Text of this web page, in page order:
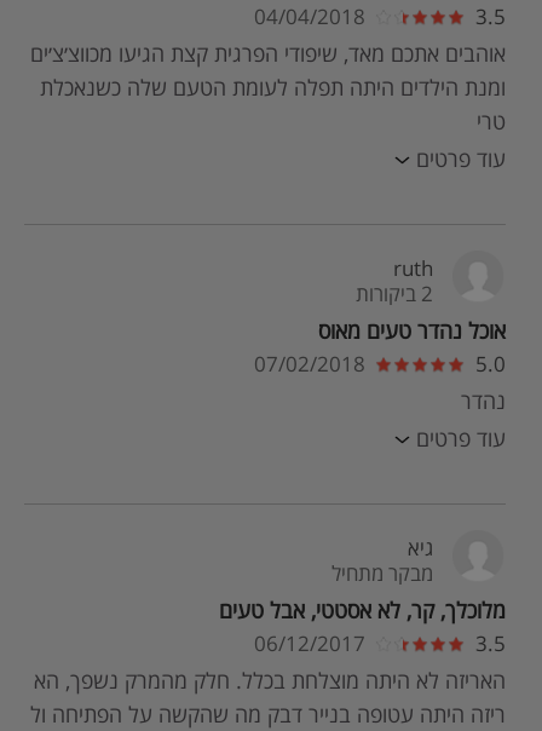
3.5
04/04/2018
אוהבים אתכם מאד, שיפודי הפרגית קצת הגיעו מכווצ׳צ׳ים
ומנת הילדים היתה תפלה לעומת הטעם שלה כשנאכלת
טרי
עוד פרטים
ruth
2 ביקורות
אוכל נהדר טעים מאוס
5.0
07/02/2018
נהדר
עוד פרטים
גיא
מבקר מתחיל
מלוכלך, קר, לא אסטטי, אבל טעים
3.5
06/12/2017
האריזה לא היתה מוצלחת בכלל. חלק מהמרק נשפך, הא
ריזה היתה עטופה בנייר דבק מה שהקשה על הפתיחה ול